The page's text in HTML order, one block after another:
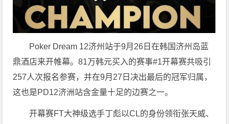
Poker Dream 12济州站于9月26日在韩国济州岛蓝
鼎酒店来开帷幕。81万韩元买入的赛事#1开幕赛共吸引
257人次报名参赛，并在9月27日决出最后的冠军归属，
这也是PD12济洲站含金量十足的边赛之一。
开幕赛FT大神级选手丁彪以CL的身份领衔张天威、